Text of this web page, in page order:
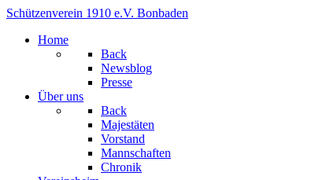
Schützenverein 1910 e.V. Bonbaden
Home
Back
Newsblog
Presse
Über uns
Back
Majestäten
Vorstand
Mannschaften
Chronik